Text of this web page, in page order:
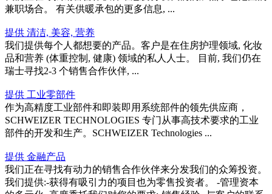
兼职场合。 有关供暖承包的更多信息, ...
提供 清洁, 美容, 营养
我们提供每个人都想要的产品。客户是在住房护理领域, 化妆
品和营养 (体重控制, 健康) 领域的私人人士。 目前, 我们仍在
瑞士寻找2-3 个销售合作伙伴, ...
提供 工业零部件
作为高精度工业部件和即装即用系统部件的领先供应商，
SCHWEIZER TECHNOLOGIES 专门从事高技术要求的工业
部件的开发和生产。SCHWEIZER Technologies ...
提供 金融产品
我们正在寻找有动力的销售合作伙伴来分发我们的众筹投资。
我们提供:-获得有吸引力的项目也为零售投资者。 -管理资本